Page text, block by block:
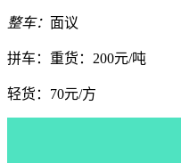
整车： 面议
拼车： 重货：200元/吨
轻货： 70元/方